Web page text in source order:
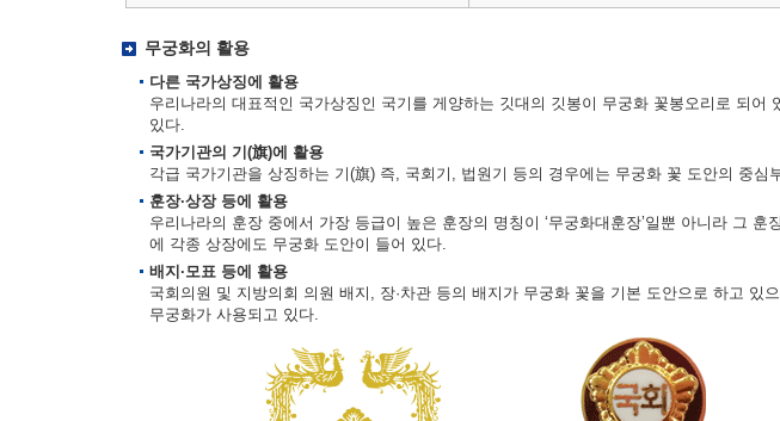
무궁화의 활용
다른 국가상징에 활용
우리나라의 대표적인 국가상징인 국기를 게양하는 깃대의 깃봉이 무궁화 꽃봉오리로 되어
있다.
국가기관의 기(旗)에 활용
각급 국가기관을 상징하는 기(旗) 즉, 국회기, 법원기 등의 경우에는 무궁화 꽃 도안의 중심
훈장·상장 등에 활용
우리나라의 훈장 중에서 가장 등급이 높은 훈장의 명칭이 ‘무궁화대훈장’일뿐 아니라 그
에 각종 상장에도 무궁화 도안이 들어 있다.
배지·모표 등에 활용
국회의원 및 지방의회 의원 배지, 장·차관 등의 배지가 무궁화 꽃을 기본 도안으로 하고 있
무궁화가 사용되고 있다.